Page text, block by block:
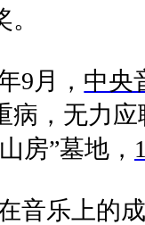
9月， 中央
病，无力应
房”墓地，
音乐上的